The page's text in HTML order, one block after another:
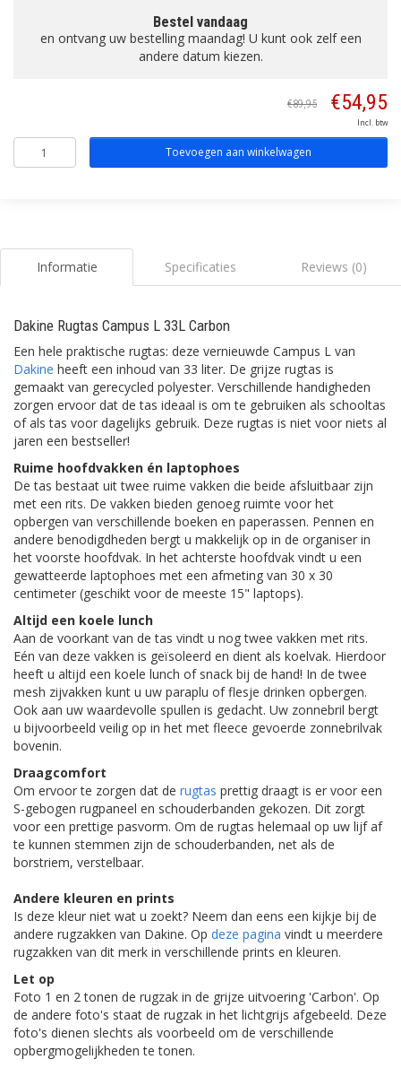
Bestel vandaag
en ontvang uw bestelling maandag! U kunt ook zelf een
andere datum kiezen.
€89,95 €54,95
Incl. btw
Toevoegen aan winkelwagen
Informatie Specificaties Reviews (0)
Dakine Rugtas Campus L 33L Carbon
Een hele praktische rugtas: deze vernieuwde Campus L van
Dakine heeft een inhoud van 33 liter. De grijze rugtas is
gemaakt van gerecycled polyester. Verschillende handigheden
zorgen ervoor dat de tas ideaal is om te gebruiken als schooltas
of als tas voor dagelijks gebruik. Deze rugtas is niet voor niets al
jaren een bestseller!
Ruime hoofdvakken én laptophoes
De tas bestaat uit twee ruime vakken die beide afsluitbaar zijn
met een rits. De vakken bieden genoeg ruimte voor het
opbergen van verschillende boeken en paperassen. Pennen en
andere benodigdheden bergt u makkelijk op in de organiser in
het voorste hoofdvak. In het achterste hoofdvak vindt u een
gewatteerde laptophoes met een afmeting van 30 x 30
centimeter (geschikt voor de meeste 15" laptops).
Altijd een koele lunch
Aan de voorkant van de tas vindt u nog twee vakken met rits.
Eén van deze vakken is geïsoleerd en dient als koelvak. Hierdoor
heeft u altijd een koele lunch of snack bij de hand! In de twee
mesh zijvakken kunt u uw paraplu of flesje drinken opbergen.
Ook aan uw waardevolle spullen is gedacht. Uw zonnebril bergt
u bijvoorbeeld veilig op in het met fleece gevoerde zonnebrilvak
bovenin.
Draagcomfort
Om ervoor te zorgen dat de rugtas prettig draagt is er voor een
S-gebogen rugpaneel en schouderbanden gekozen. Dit zorgt
voor een prettige pasvorm. Om de rugtas helemaal op uw lijf af
te kunnen stemmen zijn de schouderbanden, net als de
borstriem, verstelbaar.
Andere kleuren en prints
Is deze kleur niet wat u zoekt? Neem dan eens een kijkje bij de
andere rugzakken van Dakine. Op deze pagina vindt u meerdere
rugzakken van dit merk in verschillende prints en kleuren.
Let op
Foto 1 en 2 tonen de rugzak in de grijze uitvoering 'Carbon'. Op
de andere foto's staat de rugzak in het lichtgrijs afgebeeld. Deze
foto's dienen slechts als voorbeeld om de verschillende
opbergmogelijkheden te tonen.